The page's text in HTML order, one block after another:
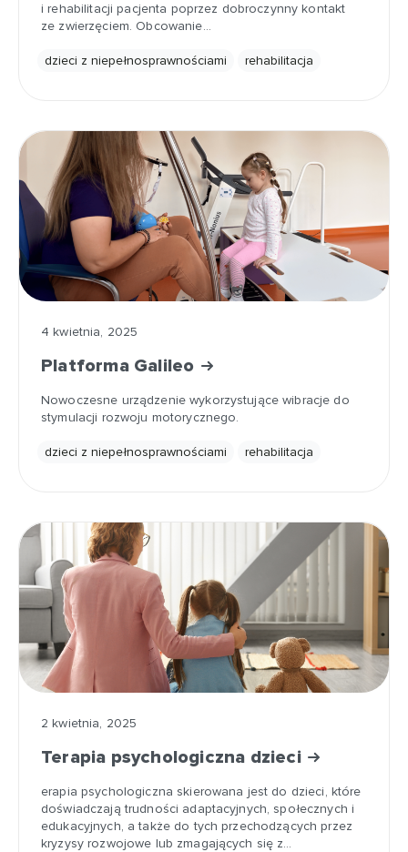
i rehabilitacji pacjenta poprzez dobroczynny kontakt
ze zwierzęciem. Obcowanie…
dzieci z niepełnosprawnościami rehabilitacja
4 kwietnia, 2025
Platforma Galileo
Nowoczesne urządzenie wykorzystujące wibracje do
stymulacji rozwoju motorycznego.
dzieci z niepełnosprawnościami rehabilitacja
2 kwietnia, 2025
Terapia psychologiczna dzieci
erapia psychologiczna skierowana jest do dzieci, które
doświadczają trudności adaptacyjnych, społecznych i
edukacyjnych, a także do tych przechodzących przez
kryzysy rozwojowe lub zmagających się z…